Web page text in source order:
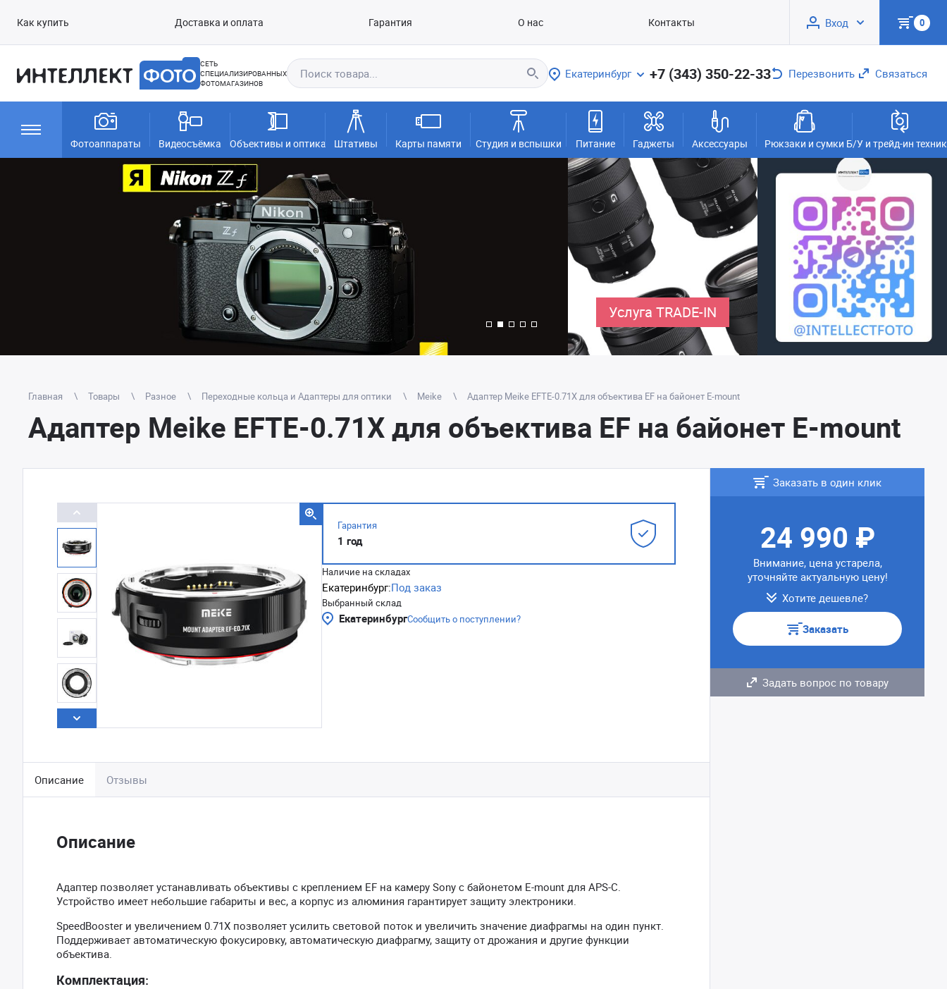
Как купить Доставка и оплата Гарантия О нас Контакты Вход 0
СЕТЬ
СПЕЦИАЛИЗИРОВАННЫХ
ФОТОМАГАЗИНОВ
Екатеринбург +7 (343) 350-22-33 Перезвонить Связаться
Фотоаппараты Видеосъёмка Объективы и оптика Штативы Карты памяти Студия и вспышки Питание Гаджеты Аксессуары Рюкзаки и сумки Б/У и трейд-ин
Услуга TRADE-IN
Главная Товары Разное Переходные кольца и Адаптеры для оптики Meike Адаптер Meike EFTE-0.71X для объектива EF на байонет E-mount
Адаптер Meike EFTE-0.71X для объектива EF на байонет E-mount
Гарантия
1 год
Наличие на складах
Екатеринбург:Под заказ
Выбранный склад
ЕкатеринбургСообщить о поступлении?
Описание Отзывы
Описание
Адаптер позволяет устанавливать объективы с креплением EF на камеру Sony с байонетом E-mount для APS-C.
Устройство имеет небольшие габариты и вес, а корпус из алюминия гарантирует защиту электроники.
SpeedBooster и увеличением 0.71X позволяет усилить световой поток и увеличить значение диафрагмы на один пункт.
Поддерживает автоматическую фокусировку, автоматическую диафрагму, защиту от дрожания и другие функции
объектива.
Комплектация:
Заказать в один клик
24 990 ₽
Внимание, цена устарела,
уточняйте актуальную цену!
Хотите дешевле?
Заказать
Задать вопрос по товару